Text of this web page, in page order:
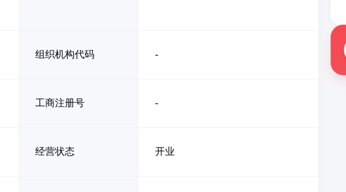
组织机构代码 -
工商注册号 -
经营状态 开业